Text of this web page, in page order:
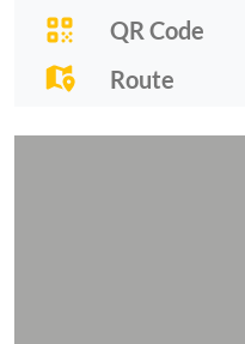
QR Code
Route